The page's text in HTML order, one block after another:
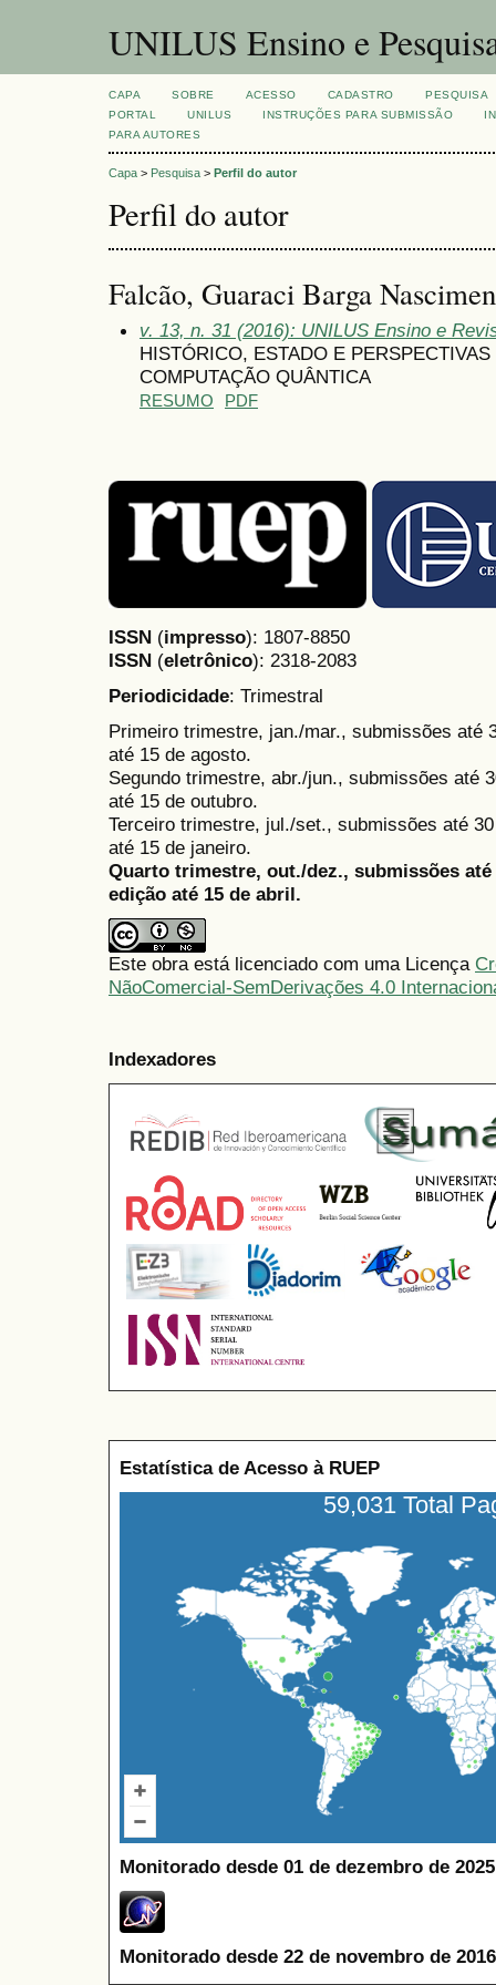
UNILUS Ensino e
CAPA SOBRE ACESSO CADASTRO
PESQUISA
PORTAL
UNILUS INSTRUÇÕES PARA SUBMISSÃO
PARA AUTORES
Capa > Pesquisa > Perfil do autor
Perfil do autor
Falcão, Guaraci Barga
v. 13, n. 31 (2016): UNILUS Ensino e
HISTÓRICO, ESTADO E
COMPUTAÇÃO QUÂNTICA
RESUMO PDF
ISSN (impresso): 1807-8850
ISSN (eletrônico): 2318-2083
Periodicidade: Trimestral
Primeiro trimestre, jan./mar., submissões até
até 15 de agosto.
Segundo trimestre, abr./jun., submissões até
até 15 de outubro.
Terceiro trimestre, jul./set., submissões até
até 15 de janeiro.
Quarto trimestre, out./dez., submissões
edição até 15 de abril.
Este obra está licenciado com uma Licença
NãoComercial-SemDerivações 4.0
Indexadores
Estatística de Acesso à RUEP
59,031 Total
Monitorado desde 01 de dezembro de
Monitorado desde 22 de novembro de